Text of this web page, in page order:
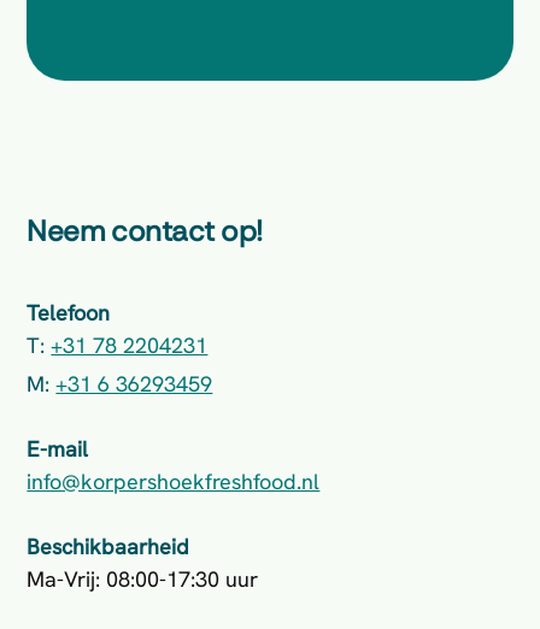
Neem contact op!
Telefoon
T:+31 78 2204231
M:+31 6 36293459
E-mail
info@korpershoekfreshfood.nl
Beschikbaarheid
Ma-Vrij: 08:00-17:30 uur